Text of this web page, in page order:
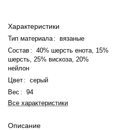
Характеристики
Тип материала : вязаные
Состав : 40% шерсть енота, 15%
шерсть, 25% вискоза, 20%
нейлон
Цвет : серый
Вес : 94
Все характеристики
Описание